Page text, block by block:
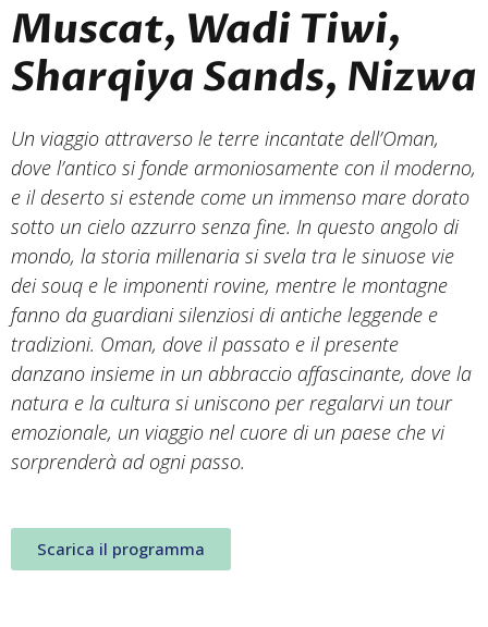
Muscat, Wadi Tiwi,
Sharqiya Sands, Nizwa
Un viaggio attraverso le terre incantate dell’Oman,
dove l’antico si fonde armoniosamente con il moderno,
e il deserto si estende come un immenso mare dorato
sotto un cielo azzurro senza fine. In questo angolo di
mondo, la storia millenaria si svela tra le sinuose vie
deisouq e le imponenti rovine, mentre le montagne
fanno da guardiani silenziosi di antiche leggende e
tradizioni. Oman, dove il passato e il presente
danzano insieme in un abbraccio affascinante, dove la
natura e la cultura si uniscono per regalarvi un tour
emozionale, un viaggio nel cuore di un paese che vi
sorprenderà ad ogni passo.
Scarica il programma